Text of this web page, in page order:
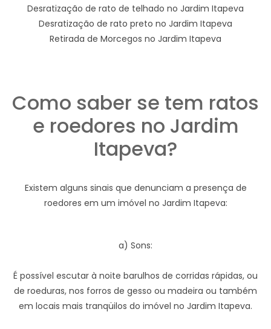
Desratização de rato de telhado no Jardim Itapeva
Desratização de rato preto no Jardim Itapeva
Retirada de Morcegos no Jardim Itapeva
Como saber se tem ratos
e roedores no Jardim
Itapeva?
Existem alguns sinais que denunciam a presença de
roedores em um imóvel no Jardim Itapeva:
a) Sons:
É possível escutar à noite barulhos de corridas rápidas, ou
de roeduras, nos forros de gesso ou madeira ou também
em locais mais tranqüilos do imóvel no Jardim Itapeva.